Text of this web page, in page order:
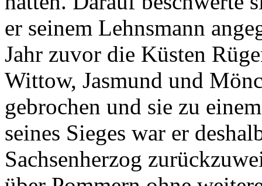
er seinem Lehnsmann
Jahr zuvor die Küsten
Wittow, Jasmund und
gebrochen und sie zu
seines Sieges war er
Sachsenherzog